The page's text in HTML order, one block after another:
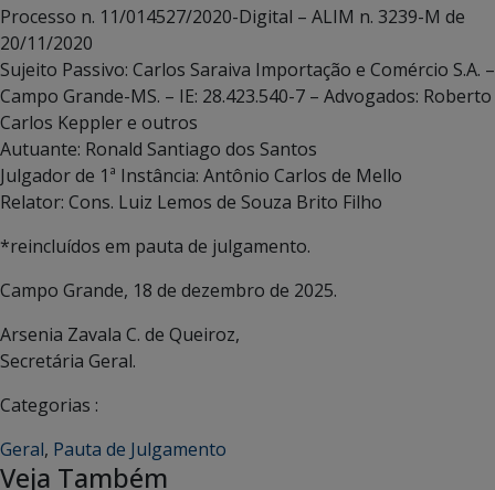
Processo n. 11/014527/2020-Digital – ALIM n. 3239-M de
20/11/2020
Sujeito Passivo: Carlos Saraiva Importação e Comércio S.A. –
Campo Grande-MS. – IE: 28.423.540-7 – Advogados: Roberto
Carlos Keppler e outros
Autuante: Ronald Santiago dos Santos
Julgador de 1ª Instância: Antônio Carlos de Mello
Relator: Cons. Luiz Lemos de Souza Brito Filho
*reincluídos em pauta de julgamento.
Campo Grande, 18 de dezembro de 2025.
Arsenia Zavala C. de Queiroz,
Secretária Geral.
Categorias :
Geral, Pauta de Julgamento
Veja Também